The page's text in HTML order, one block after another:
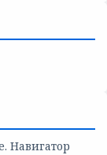
Навигатор